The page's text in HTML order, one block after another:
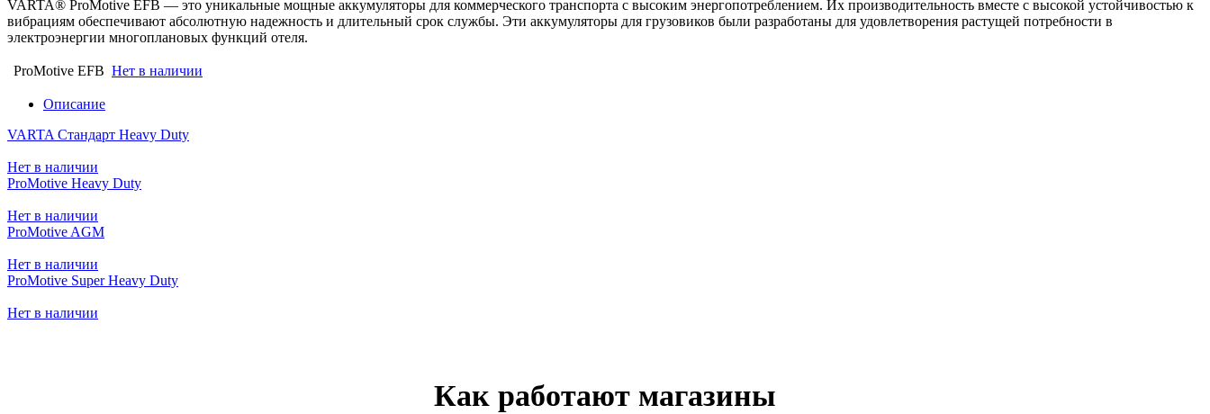
VARTA® ProMotive EFB — это уникальные мощные аккумуляторы для коммерческого транспорта с высоким энергопотреблением. Их производительность вместе с высокой устойчивостью к
вибрациям обеспечивают абсолютную надежность и длительный срок службы. Эти аккумуляторы для грузовиков были разработаны для удовлетворения растущей потребности в
электроэнергии многоплановых функций отеля.
ProMotive EFB Нет в наличии
Описание
VARTA Стандарт Heavy Duty
Нет в наличии
ProMotive Heavy Duty
Нет в наличии
ProMotive AGM
Нет в наличии
ProMotive Super Heavy Duty
Нет в наличии
Как работают магазины